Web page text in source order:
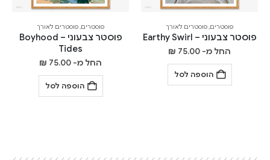
פוסטרים,פוסטרים לאורך
פוסטר צבעוני – Earthy Swirl
החל מ- ₪ 75.00
הוספה לסל
פוסטרים,פוסטרים לאורך
פוסטר צבעוני – Boyhood
Tides
החל מ- ₪ 75.00
הוספה לסל